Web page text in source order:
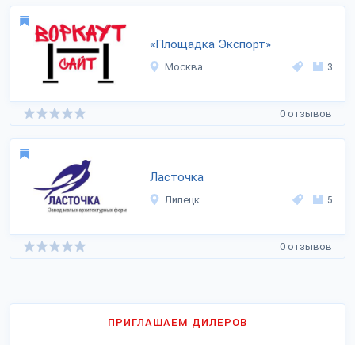
«Площадка Экспорт»
Москва 3
0 отзывов
Ласточка
Липецк 5
0 отзывов
ПРИГЛАШАЕМ ДИЛЕРОВ